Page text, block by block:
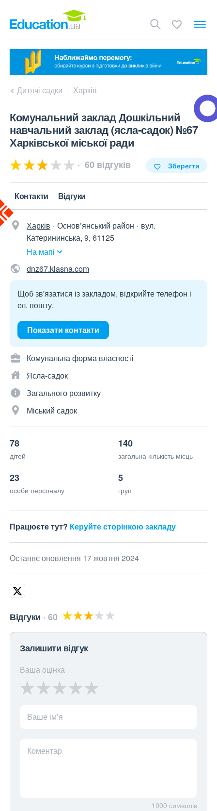
Дитячі садки Харків
Комунальний заклад Дошкільний
навчальний заклад (ясла-садок) №67
Харківської міської ради
60 відгуків Зберегти
Контакти Відгуки
Харків Основ’янський район
вул.
Катерининська, 9, 61125
На мапі
dnz67.klasna.com
Щоб зв'язатися із закладом, відкрийте телефон і
ел. пошту.
Показати контакти
Комунальна форма власності
Ясла-садок
Загального розвитку
Міський садок
78
дітей
140
загальна кількість місць
23
особи персоналу
5
груп
Працюєте тут? Керуйте сторінкою закладу
Останнє оновлення 17 жовтня 2024
Відгуки 60
Залишити відгук
Ваша оцінка
Ваше ім’я
Коментар
1000 символів